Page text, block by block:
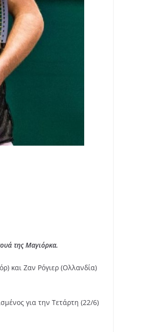
της Μαγιόρκα.
και Ζαν Ρόγιερ (Ολλανδία)
για την Τετάρτη (22/6)